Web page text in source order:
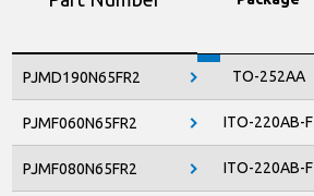
PJMD190N65FR2
PJMF060N65FR2
PJMF080N65FR2
TO-252AA
ITO-220AB-F
ITO-220AB-F